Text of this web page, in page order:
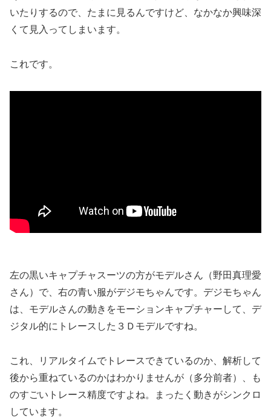
いたりするので、たまに見るんですけど、なかなか興味深
くて見入ってしまいます。
これです。
左の黒いキャプチャスーツの方がモデルさん（野田真理愛
さん）で、右の青い服がデジモちゃんです。デジモちゃん
は、モデルさんの動きをモーションキャプチャーして、デ
ジタル的にトレースした３Ｄモデルですね。
これ、リアルタイムでトレースできているのか、解析して
後から重ねているのかはわかりませんが（多分前者）、も
のすごいトレース精度ですよね。まったく動きがシンクロ
しています。